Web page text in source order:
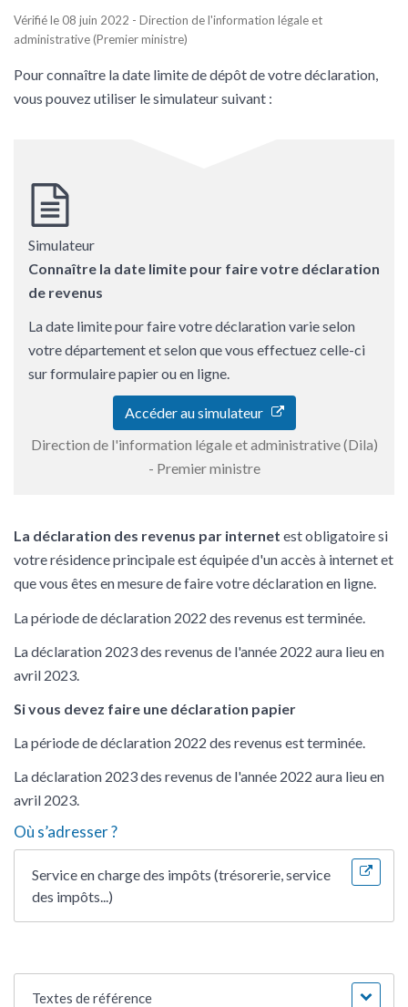
Vérifié le 08 juin 2022 - Direction de l'information légale et
administrative (Premier ministre)
Pour connaître la date limite de dépôt de votre déclaration,
vous pouvez utiliser le simulateur suivant :
Simulateur
Connaître la date limite pour faire votre déclaration
de revenus
La date limite pour faire votre déclaration varie selon
votre département et selon que vous effectuez celle-ci
sur formulaire papier ou en ligne.
Accéder au simulateur
Direction de l'information légale et administrative (Dila)
- Premier ministre
La déclaration des revenus par internet est obligatoire si
votre résidence principale est équipée d'un accès à internet et
que vous êtes en mesure de faire votre déclaration en ligne.
La période de déclaration 2022 des revenus est terminée.
La déclaration 2023 des revenus de l'année 2022 aura lieu en
avril 2023.
Si vous devez faire une déclaration papier
La période de déclaration 2022 des revenus est terminée.
La déclaration 2023 des revenus de l'année 2022 aura lieu en
avril 2023.
Où s’adresser ?
Service en charge des impôts (trésorerie, service
des impôts...)
Textes de référence